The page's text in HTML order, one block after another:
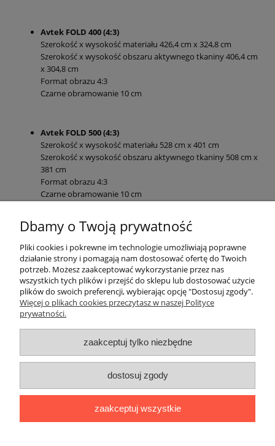
Avtek FOLD 400 (4:3)
Szerokość x wysokość materiału 426,4 cm x 324,8 cm
Szerokość x wysokość obszaru aktywnego tkaniny 406,4 cm
x 304,8 cm
Format obrazu 4:3
Czarne obramowanie 10 cm
Avtek FOLD 500 (4:3)
Szerokość x wysokość materiału 528 cm x 401 cm
Szerokość x wysokość obszaru aktywnego tkaniny 508 cm x
381 cm
Format obrazu 4:3
Czarne obramowanie 10 cm
Pliki do pobrania::
Wymiary ekranu Avtek Fold
Informacje branżowe
Bezpieczeństwo
Zakupy
Dbamy o Twoją prywatność
Pliki cookies i pokrewne im technologie umożliwiają poprawne
działanie strony i pomagają nam dostosować ofertę do Twoich
potrzeb. Możesz zaakceptować wykorzystanie przez nas
wszystkich tych plików i przejść do sklepu lub dostosować użycie
plików do swoich preferencji, wybierając opcję "Dostosuj zgody".
Więcej o plikach cookies przeczytasz w naszej Polityce
prywatności.
zaakceptuj tylko niezbędne
dostosuj zgody
zaakceptuj wszystkie